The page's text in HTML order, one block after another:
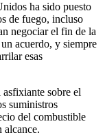
ha sido puesto
de fuego, incluso
negociar el fin de la
acuerdo, y siempre
esas
sobre el
suministros
del combustible
alcance.